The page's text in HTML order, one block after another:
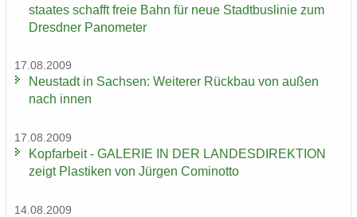
staa­tes schafft freie Bahn für neue Stadt­bus­li­nie zum
Dresd­ner Pano­me­ter
17.08.2009
Neu­stadt in Sach­sen: Wei­te­rer Rück­bau von außen
nach innen
17.08.2009
Kopf­ar­beit - GA­LE­RIE IN DER LAN­DES­DI­REK­TI­ON
zeigt Plas­ti­ken von Jür­gen Co­mi­not­to
14.08.2009